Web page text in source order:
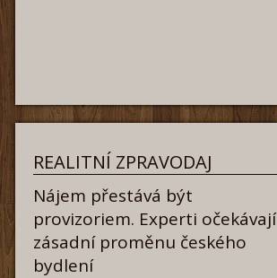
REALITNÍ ZPRAVODAJ
Nájem přestává být
provizoriem. Experti očekávají
zásadní proměnu českého
bydlení